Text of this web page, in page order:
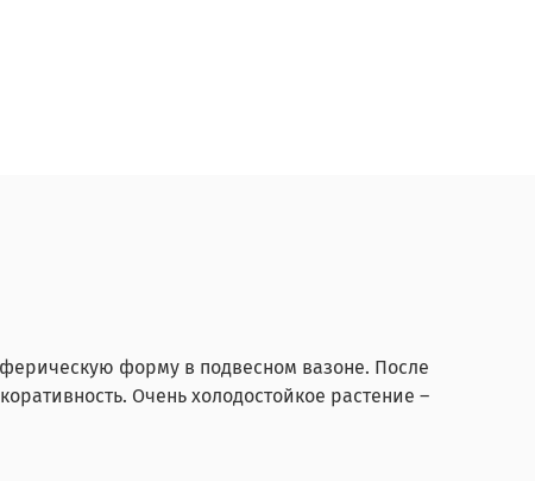
форму в подвесном вазоне. После
Очень холодостойкое растение –